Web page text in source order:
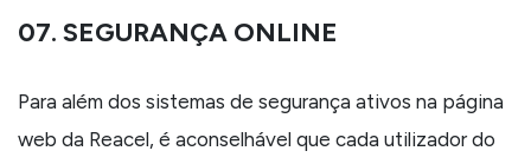
07. SEGURANÇA ONLINE
Para além dos sistemas de segurança ativos na página
web da Reacel, é aconselhável que cada utilizador do